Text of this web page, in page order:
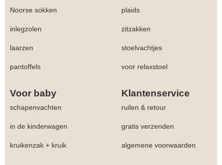
Noorse sokken plaids
inlegzolen zitzakken
laarzen stoelvachtjes
pantoffels voor relaxstoel
Voor baby Klantenservice
schapenvachten ruilen & retour
in de kinderwagen gratis verzenden
kruikenzak + kruik algemene voorwaarden